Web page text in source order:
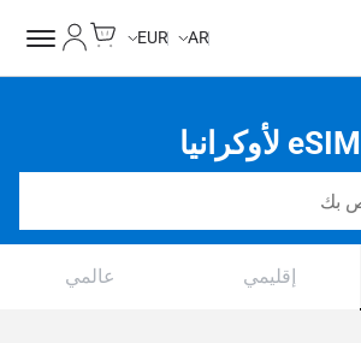
AR
EUR
eSIM لأوكرانيا
إقليمي عالمي